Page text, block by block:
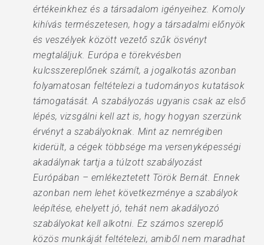
értékeinkhez és a társadalom igényeihez. Komoly
kihívás természetesen, hogy a társadalmi előnyök
és veszélyek között vezető szűk ösvényt
megtaláljuk. Európa e törekvésben
kulcsszereplőnek számít, a jogalkotás azonban
folyamatosan feltételezi a tudományos kutatások
támogatását. A szabályozás ugyanis csak az első
lépés, vizsgálni kell azt is, hogy hogyan szerzünk
érvényt a szabályoknak. Mint az nemrégiben
kiderült, a cégek többsége ma versenyképességi
akadálynak tartja a túlzott szabályozást
Európában – emlékeztetett Török Bernát. Ennek
azonban nem lehet következménye a szabályok
leépítése, ehelyett jó, tehát nem akadályozó
szabályokat kell alkotni. Ez számos szereplő
közös munkáját feltételezi, amiből nem maradhat